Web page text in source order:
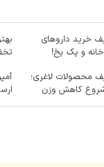
خرید داروهای
و پک یخ!
محصولات لاغری؛
کاهش وزن